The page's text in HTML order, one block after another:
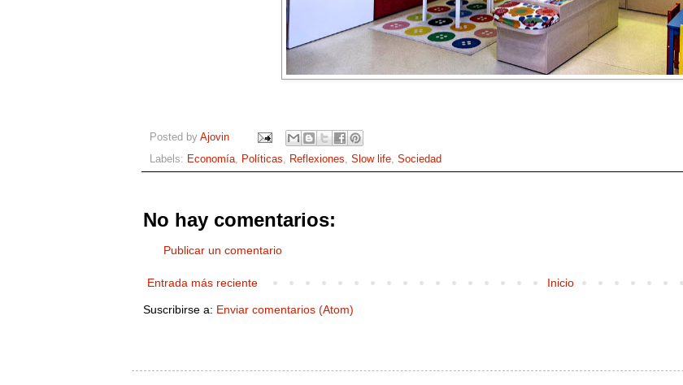
Posted by Ajovin
Labels: Economía Políticas Reflexiones Slow life Sociedad
No hay comentarios:
Publicar un comentario
Entrada más reciente Inicio
Suscribirse a: Enviar comentarios (Atom)